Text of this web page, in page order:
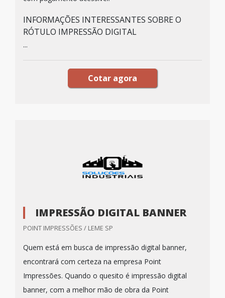
INFORMAÇÕES INTERESSANTES SOBRE O
RÓTULO IMPRESSÃO DIGITAL
...
Cotar agora
IMPRESSÃO DIGITAL BANNER
POINT IMPRESSÕES / LEME SP
Quem está em busca de impressão digital banner,
encontrará com certeza na empresa Point
Impressões. Quando o quesito é impressão digital
banner, com a melhor mão de obra da Point